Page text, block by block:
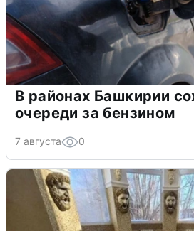
В районах Башкирии
очереди за бензином
7 августа 0